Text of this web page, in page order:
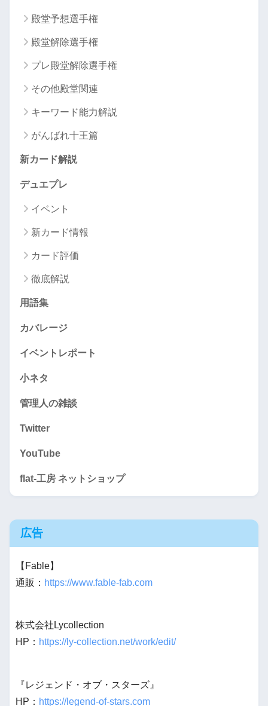
殿堂予想選手権
殿堂解除選手権
プレ殿堂解除選手権
その他殿堂関連
キーワード能力解説
がんばれ十王篇
新カード解説
デュエプレ
イベント
新カード情報
カード評価
徹底解説
用語集
カバレージ
イベントレポート
小ネタ
管理人の雑談
Twitter
YouTube
flat-工房 ネットショップ
広告
【Fable】
通販： https://www.fable-fab.com
株式会社Lycollection
HP： https://ly-collection.net/work/edit/
『レジェンド・オブ・スターズ』
HP： https://legend-of-stars.com